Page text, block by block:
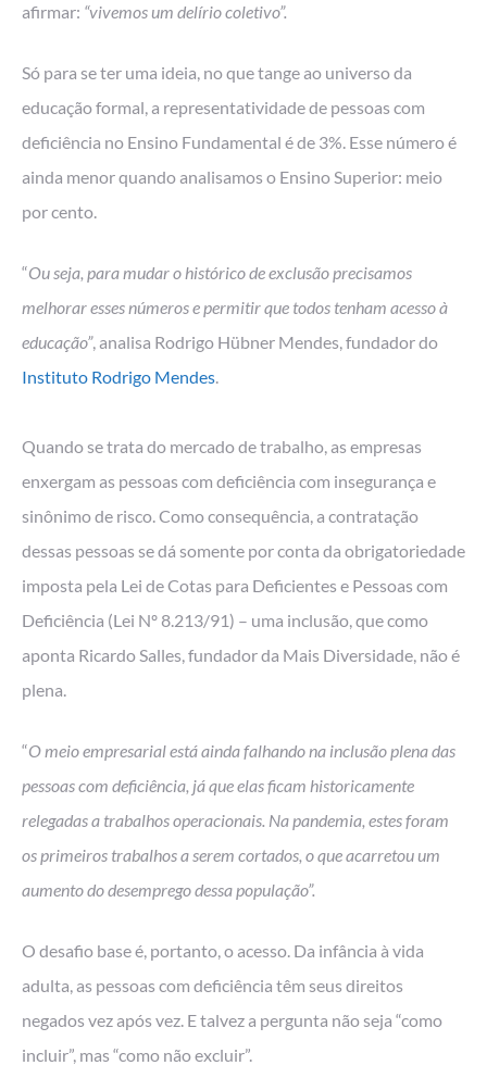
afirmar: “vivemos um delírio coletivo”.
Só para se ter uma ideia, no que tange ao universo da
educação formal, a representatividade de pessoas com
deficiência no Ensino Fundamental é de 3%. Esse número é
ainda menor quando analisamos o Ensino Superior: meio
por cento.
“Ou seja, para mudar o histórico de exclusão precisamos
melhorar esses números e permitir que todos tenham acesso à
educação”, analisa Rodrigo Hübner Mendes, fundador do
Instituto Rodrigo Mendes.
Quando se trata do mercado de trabalho, as empresas
enxergam as pessoas com deficiência com insegurança e
sinônimo de risco. Como consequência, a contratação
dessas pessoas se dá somente por conta da obrigatoriedade
imposta pela Lei de Cotas para Deficientes e Pessoas com
Deficiência (Lei Nº 8.213/91) – uma inclusão, que como
aponta Ricardo Salles, fundador da Mais Diversidade, não é
plena.
“O meio empresarial está ainda falhando na inclusão plena das
pessoas com deficiência, já que elas ficam historicamente
relegadas a trabalhos operacionais. Na pandemia, estes foram
os primeiros trabalhos a serem cortados, o que acarretou um
aumento do desemprego dessa população”.
O desafio base é, portanto, o acesso. Da infância à vida
adulta, as pessoas com deficiência têm seus direitos
negados vez após vez. E talvez a pergunta não seja “como
incluir”, mas “como não excluir”.